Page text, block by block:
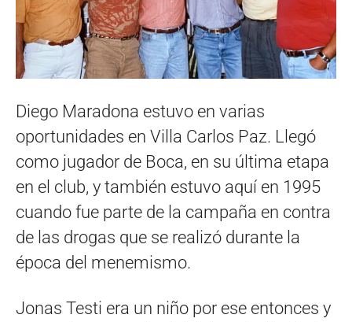
Diego Maradona estuvo en varias
oportunidades en Villa Carlos Paz. Llegó
como jugador de Boca, en su última etapa
en el club, y también estuvo aquí en 1995
cuando fue parte de la campaña en contra
de las drogas que se realizó durante la
época del menemismo.
Jonas Testi era un niño por ese entonces y